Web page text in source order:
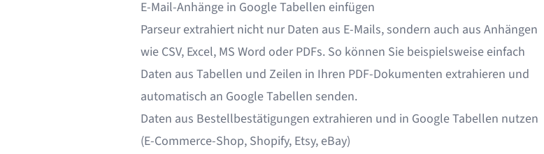
E-Mail-Anhänge in Google Tabellen einfügen
Parseur extrahiert nicht nur Daten aus E-Mails, sondern auch aus Anhängen
wie CSV, Excel, MS Word oder PDFs. So können Sie beispielsweise einfach
Daten aus Tabellen und Zeilen in Ihren PDF-Dokumenten extrahieren und
automatisch an Google Tabellen senden.
Daten aus Bestellbestätigungen extrahieren und in Google Tabellen nutzen
(E-Commerce-Shop, Shopify, Etsy, eBay)